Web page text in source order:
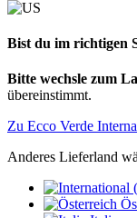
Bist du im richtigen
Bitte wechsle zum
übereinstimmt.
Zu Ecco Verde
Anderes Lieferland